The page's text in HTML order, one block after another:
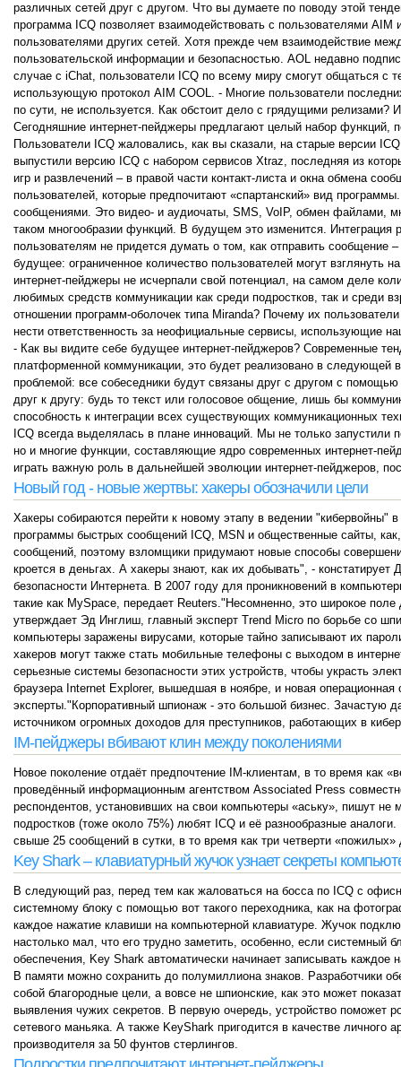
различных сетей друг с другом. Что вы думаете по поводу этой
программа ICQ позволяет взаимодействовать с пользователями
пользователями других сетей. Хотя прежде чем взаимодействие
пользовательской информации и безопасностью. AOL недавно
случае с iChat, пользователи ICQ по всему миру смогут общаться с
использующую протокол AIM COOL. - Многие пользователи
по сути, не используется. Как обстоит дело с грядущими
Сегодняшние интернет-пейджеры предлагают целый набор функций,
Пользователи ICQ жаловались, как вы сказали, на старые версии
выпустили версию ICQ с набором сервисов Xtraz, последняя из
игр и развлечений – в правой части контакт-листа и окна обмена
пользователей, которые предпочитают «спартанский» вид
сообщениями. Это видео- и аудиочаты, SMS, VoIP, обмен файлами,
таком многообразии функций. В будущем это изменится.
пользователям не придется думать о том, как отправить сообщение
будущее: ограниченное количество пользователей могут
интернет-пейджеры не исчерпали свой потенциал, на самом деле
любимых средств коммуникации как среди подростков, так и среди
отношении программ-оболочек типа Miranda? Почему их
нести ответственность за неофициальные сервисы, использующие
- Как вы видите себе будущее интернет-пейджеров? Современные
платформенной коммуникации, это будет реализовано в следующей
проблемой: все собеседники будут связаны друг с другом с
друг к другу: будь то текст или голосовое общение, лишь бы
способность к интеграции всех существующих коммуникационных
ICQ всегда выделялась в плане инноваций. Мы не только
но и многие функции, составляющие ядро современных интернет-
играть важную роль в дальнейшей эволюции интернет-пейджеров,
Новый год - новые жертвы: хакеры обозначили цели
Хакеры собираются перейти к новому этапу в ведении
программы быстрых сообщений ICQ, MSN и общественные сайты,
сообщений, поэтому взломщики придумают новые способы
кроется в деньгах. А хакеры знают, как их добывать", -
безопасности Интернета. В 2007 году для проникновений в
такие как MySpace, передает Reuters."Несомненно, это широкое
утверждает Эд Инглиш, главный эксперт Trend Micro по борьбе со
компьютеры заражены вирусами, которые тайно записывают их
хакеров могут также стать мобильные телефоны с выходом в
серьезные системы безопасности этих устройств, чтобы украсть
браузера Internet Explorer, вышедшая в ноябре, и новая
эксперты."Корпоративный шпионаж - это большой бизнес. Зачастую
источником огромных доходов для преступников, работающих в
IM-пейджеры вбивают клин между поколениями
Новое поколение отдаёт предпочтение IM-клиентам, в то время как
проведённый информационным агентством Associated Press
респондентов, установивших на свои компьютеры «аську», пишут
подростков (тоже около 75%) любят ICQ и её разнообразные
свыше 25 сообщений в сутки, в то время как три четверти «пожилых»
Key Shark – клавиатурный жучок узнает секреты
В следующий раз, перед тем как жаловаться на босса по ICQ с
системному блоку с помощью вот такого переходника, как на
каждое нажатие клавиши на компьютерной клавиатуре. Жучок
настолько мал, что его трудно заметить, особенно, если системный
обеспечения, Key Shark автоматически начинает записывать
В памяти можно сохранить до полумиллиона знаков. Разработчики
собой благородные цели, а вовсе не шпионские, как это может
выявления чужих секретов. В первую очередь, устройство поможет
сетевого маньяка. А также KeyShark пригодится в качестве
производителя за 50 фунтов стерлингов.